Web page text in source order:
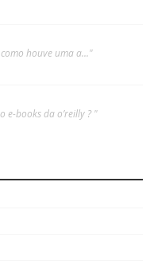
houve uma a..."
e-books da o’reilly ? "